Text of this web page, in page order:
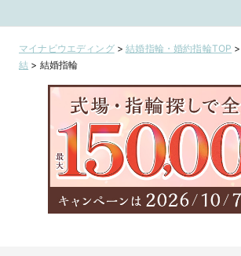
マイナビウエディング>結婚指輪・婚約指輪TOP >
結 > 結婚指輪